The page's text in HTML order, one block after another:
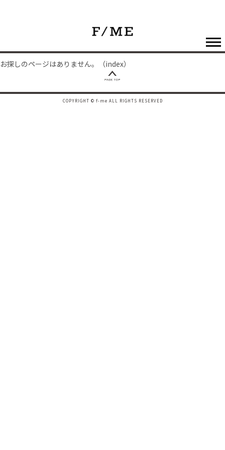
お探しのページはありません。（index）
COPYRIGHT © f-me ALL RIGHTS RESERVED